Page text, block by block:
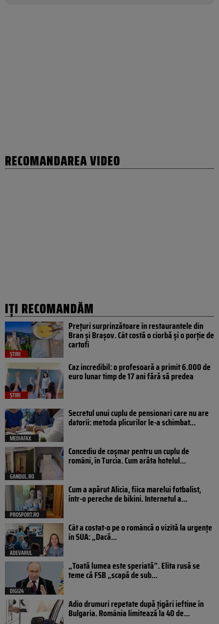
RECOMANDAREA VIDEO
IȚI RECOMANDĂM
ȘTIRI
Prețuri surprinzătoare în restaurantele din
Bran și Brașov. Cât costă o ciorbă și o porție de
cartofi
ȘTIRI
Caz incredibil: o profesoară a primit 6.000 de
euro lunar timp de 17 ani fără să predea
MEDIAFAX
Secretul unui cuplu de pensionari care nu are
datorii: metoda plicurilor le-a schimbat...
GANDUL.RO
Concediu de coșmar pentru un cuplu de
români, în Turcia. Cum arăta hotelul...
PROSPORT.RO
Cum a apărut Alicia, fiica marelui fotbalist,
într-o pereche de bikini. Internetul a...
ADEVARUL
Cât a costat-o pe o româncă o vizită la urgențe
în SUA: „Dacă...
DIGI24
„Toată lumea este speriată”. Elita rusă se
teme că FSB „scapă de sub...
Adio drumuri repetate după țigări ieftine în
Bulgaria. România limitează la 40 de...